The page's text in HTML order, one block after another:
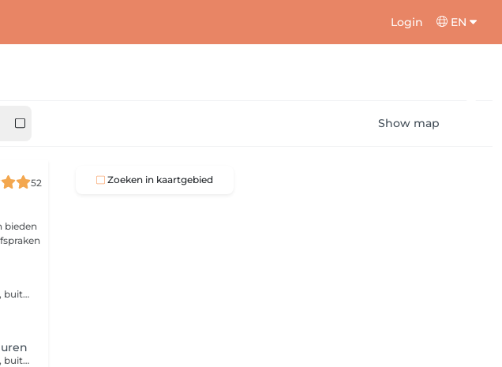
Login EN
Show map
52
Behandeling wordt herhaald binnen 4 weken voor deze prijs, buiten deze termijn komen extra kosten *5weken +€10,-* 6weken +€14. Heb je nog Gellak/BIAB/Acryl of andere product gezet door andere salon, boek dan verwijderen+ je gewenste behandeling bij ons. Manicure behandeling met elektrische frees voor de perfecte manicure, aan het einde worden de nagels/handen verzorgd met handcrème/nagelriemolie(van Dadi'óil). Wij gebruiken bij elke klant een nieuwe vijl (i.v.m. hygiëne).
Behandeling wordt herhaald binnen 4 weken voor deze prijs, buiten deze termijn komen extra kosten *5weken +€10,-* 6weken +€14. Heb je nog Gellak/BIAB/Acryl of andere product gezet door andere salon, boek dan verwijderen+ je gewenste behandeling bij ons. Manicure behandeling met elektrische frees voor de perfecte manicure, aan het einde worden de nagels/handen verzorgd met handcrème/nagelriemolie(van Dadi'óil). Wij gebruiken bij elke klant een nieuwe vijl (i.v.m. hygiëne). a kosten +€10,-
Zoeken in kaartgebied